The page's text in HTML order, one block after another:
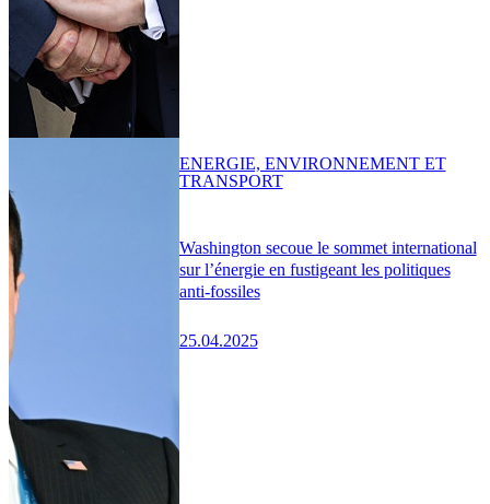
Washington secoue le sommet international
sur l’énergie en fustigeant les politiques
anti-fossiles
25.04.2025
ENERGIE, ENVIRONNEMENT ET
TRANSPORT